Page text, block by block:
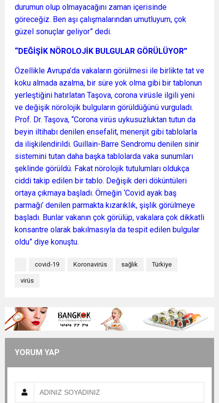
durumun olup olmayacağını zaman içerisinde
göreceğiz. Ben aşı çalışmalarından umutluyum, çok
güzel sonuçlar geliyor” dedi.
“DEĞİŞİK NÖROLOJİK BULGULAR GÖRÜLÜYOR”
Özellikle Avrupa’da vakaların görülmesi ile birlikte tat ve
koku almada azalma, bir süre yok olma gibi bir tablonun
yerleştiğini hatırlatan Taşova, corona virüsle ilgili yeni
ve değişik nörolojik bulguların görüldüğünü vurguladı.
Prof. Dr. Taşova, “Corona virüs uykusuzluktan tutun da
beyin iltihabı denilen ensefalit, menenjit gibi tablolarla
da ilişkilendirildi. Guillain-Barre Sendromu denilen sinir
sistemini tutan daha başka tablolarda vaka sunumları
şeklinde görüldü. Fakat nörolojik tutulumları oldukça
ciddi takip edilen bir tablo. Değişik deri döküntüleri
ortaya çıkmaya başladı. Örneğin ‘Covid ayak baş
parmağı’ denilen parmakta kızarıklık, şişlik görülmeye
başladı. Bunlar vakanın çok görülüp, vakalara çok dikkatli
konsantre olarak bakılmasıyla da tespit edilen bulgular
oldu” diye konuştu.
covid-19 Koronavirüs sağlık Türkiye
virüs
YORUM YAP